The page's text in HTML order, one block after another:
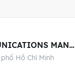
COMMUNICATIONS MANAGER
Hồ Chí Minh